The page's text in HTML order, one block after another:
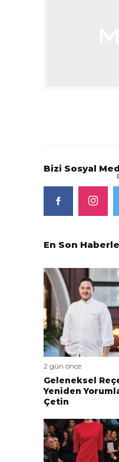
Bizi Sosyal
En Son
2 gün önce
Geleneksel
Yeniden
Çetin